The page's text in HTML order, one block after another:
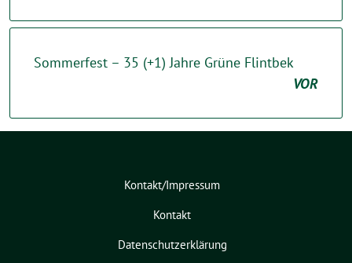
Sommerfest – 35 (+1) Jahre Grüne Flintbek
VOR
Kontakt/Impressum
Kontakt
Datenschutzerklärung